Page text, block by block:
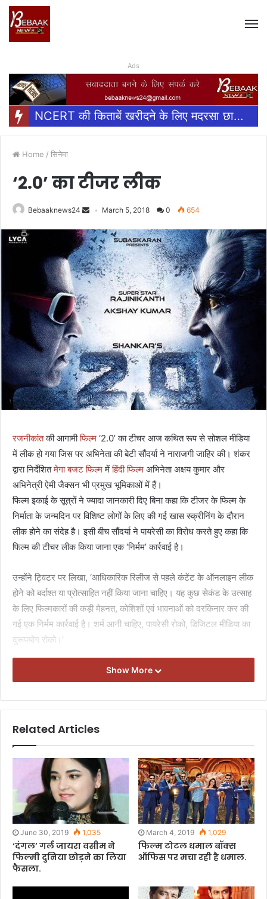
Ads
NCERT की किताबें खरीदने के लिए मदरसा छात्रों के भिभावकों के खाते में भेजी जायेंगी धनराशि,
Home / सिनेमा
‘2.0’ का टीजर लीक
Bebaaknews24 March 5, 2018 0 654
रजनीकांतकी आगामीफिल्म ‘2.0’ का टीचर आज कथित रूप से सोशल मीडिया
में लीक हो गया जिस पर अभिनेता की बेटी सौंदर्या ने नाराजगी जाहिर की। शंकर
द्वारा निर्देशितमेगा बजट फिल्ममेंहिंदी फिल्म अभिनेता अक्षय कुमार और
अभिनेत्री ऐमी जैक्सन भी प्रमुख भूमिकाओं में हैं।
फिल्म इकाई के सूत्रों ने ज्यादा जानकारी दिए बिना कहा कि टीजर के फिल्म के
निर्माता के जन्मदिन पर विशिष्ट लोगों के लिए की गई खास स्क्रीनिंग के दौरान
लीक होने का संदेह है। इसी बीच सौंदर्या ने पायरेसी का विरोध करते हुए कहा कि
फिल्म की टीचर लीक किया जाना एक ‘निर्मम’ कार्रवाई है।
उन्होंने ट्‍विटर पर लिखा, ‘आधिकारिक रिलीज से पहले कंटेंट के ऑनलाइन लीक
होने को बर्दाश्त या प्रोत्साहित नहीं किया जाना चाहिए। यह कुछ सेकंड के उत्साह
के लिए फिल्मकारों की कड़ी मेहनत, कोशिशों एवं भावनाओं को दरकिनार कर की
गई एक निर्मम कार्रवाई है। शर्म आनी चाहिए, पायरेसी रोको, डिजिटल मीडिया का
दुरूपयोग रोको।’
c
e
b
o
o
k
itt
er
at
s
A
p
p
E
ai
S
ar
Show More
Related Articles
June 30, 2019 1,035
‘दंगल’ गर्ल जायरा वसीम ने
फिल्मी दुनिया छोड़ने का लिया
फैसला.
March 4, 2019 1,029
फिल्म टोटल धमाल बॉक्स
ऑफिस पर मचा रही है धमाल.